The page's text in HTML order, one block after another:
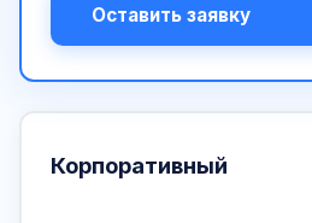
Оставить заявку
Корпоративный